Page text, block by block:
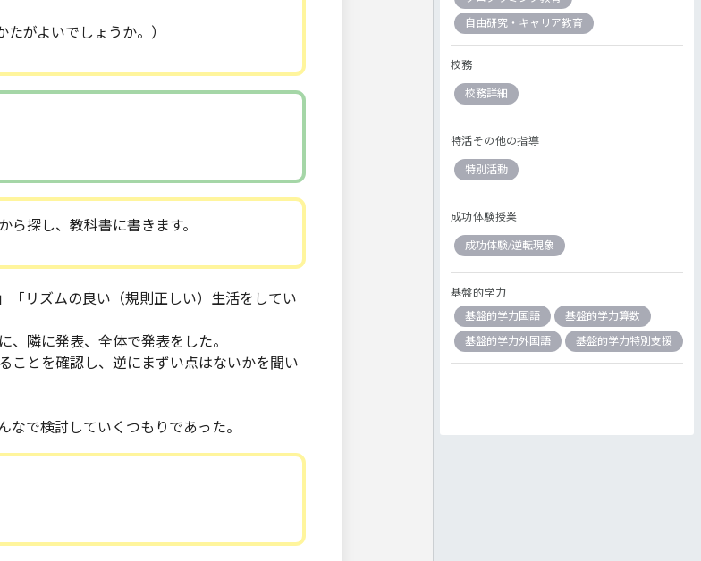
たがよいでしょうか。）
探し、教科書に書きます。
「リズムの良い（規則正しい）生活をしてい
隣に発表、全体で発表をした。
ことを確認し、逆にまずい点はないかを聞い
で検討していくつもりであった。
自由研究・キャリア教育
校務
校務詳細
特活その他の指導
特別活動
成功体験授業
成功体験/逆転現象
基盤的学力
基盤的学力国語
基盤的学力算数
基盤的学力外国語
基盤的学力特別支援